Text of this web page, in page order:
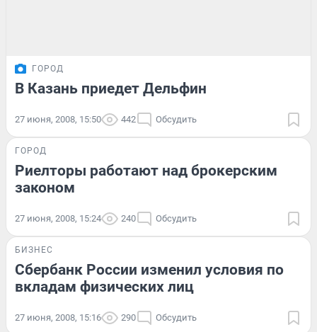
ГОРОД
В Казань приедет Дельфин
27 июня, 2008, 15:50 442 Обсудить
ГОРОД
Риелторы работают над брокерским
законом
27 июня, 2008, 15:24 240 Обсудить
БИЗНЕС
Сбербанк России изменил условия по
вкладам физических лиц
27 июня, 2008, 15:16 290 Обсудить